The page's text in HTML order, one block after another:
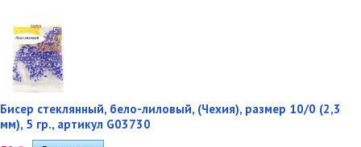
Бисер стеклянный, бело-лиловый, (Чехия), размер 10/0 (2,3
мм), 5 гр., артикул G03730